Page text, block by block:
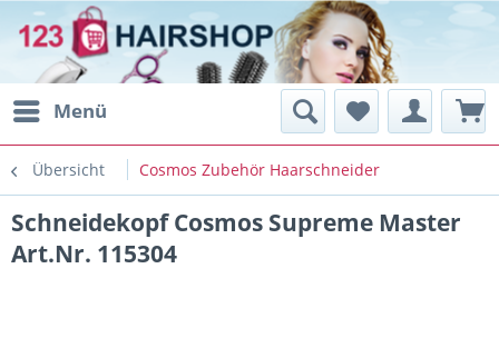
Menü
Übersicht Cosmos Zubehör Haarschneider
Schneidekopf Cosmos Supreme Master
Art.Nr. 115304